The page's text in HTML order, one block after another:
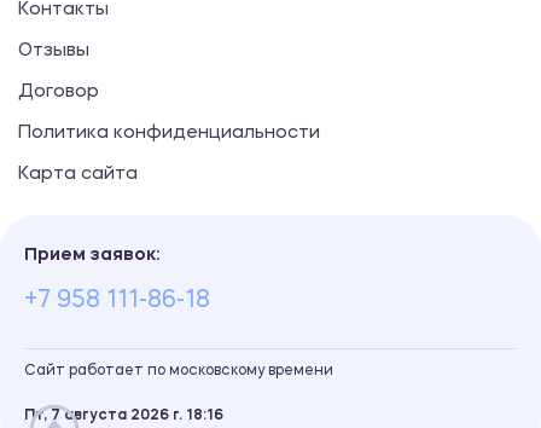
Контакты
Отзывы
Договор
Политика конфиденциальности
Карта сайта
Прием заявок:
+7 958 111-86-18
Сайт работает по московскому времени
Пт, 7 августа 2026 г. 18:16